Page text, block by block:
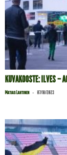
KUVAKOOSTE: ILVES –
Matias Lahtinen - 07/10/2023